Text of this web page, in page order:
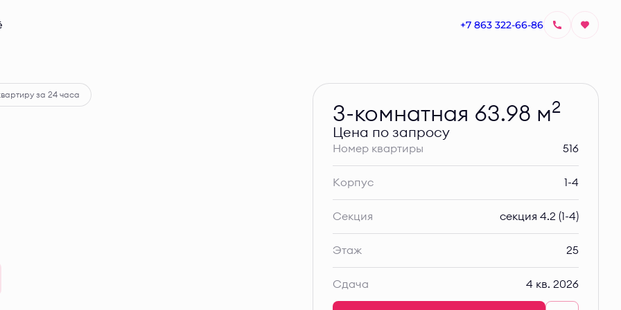
+7 863 322-66-86Узнать цену
за 24 часа
3-комнатная 63.98 м2
Цена по запросу
Номер квартиры 516
Корпус 1-4
Секция секция 4.2 (1-4)
Этаж 25
Сдача 4 кв. 2026